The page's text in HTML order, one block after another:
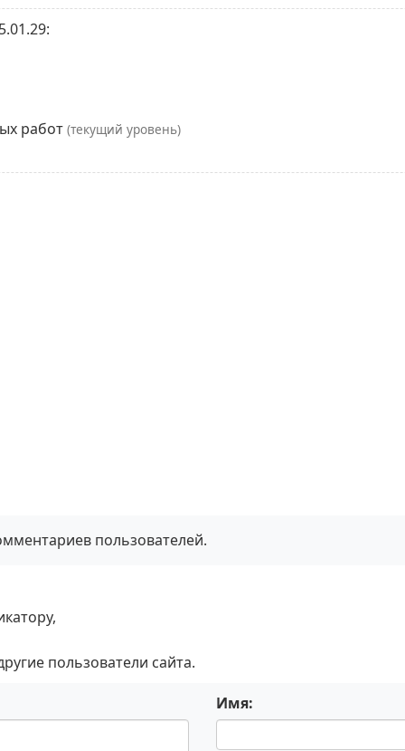
работ (текущий уровень)
пользователей.
пользователи сайта.
Имя: